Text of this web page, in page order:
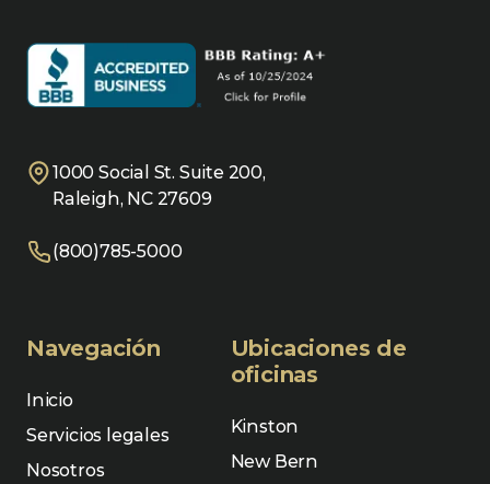
Navegación
Inicio
Servicios legales
Nosotros
Ubicaciones de
oficinas
Kinston
New Bern
1000 Social St. Suite 200,
Raleigh, NC 27609
(800)785-5000